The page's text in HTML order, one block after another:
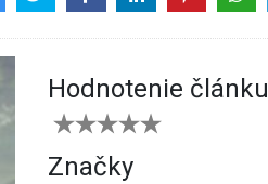
Hodnotenie článku
Značky